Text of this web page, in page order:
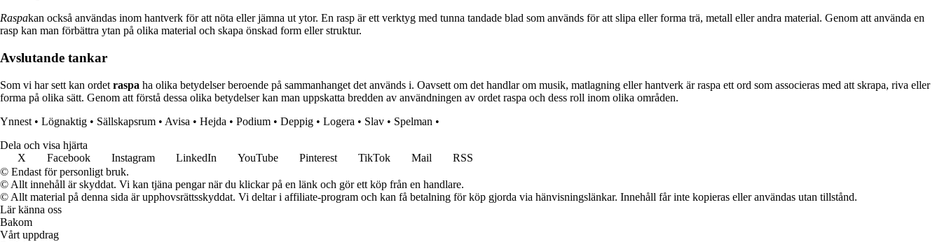
Raspakan också användas inom hantverk för att nöta eller jämna ut ytor. En rasp är ett verktyg med tunna tandade blad som används för att slipa eller forma trä, metall eller andra material. Genom att använda en
rasp kan man förbättra ytan på olika material och skapa önskad form eller struktur.
Avslutande tankar
Som vi har sett kan ordet raspa ha olika betydelser beroende på sammanhanget det används i. Oavsett om det handlar om musik, matlagning eller hantverk är raspa ett ord som associeras med att skrapa, riva eller
forma på olika sätt. Genom att förstå dessa olika betydelser kan man uppskatta bredden av användningen av ordet raspa och dess roll inom olika områden.
Ynnest • Lögnaktig • Sällskapsrum • Avisa • Hejda • Podium • Deppig • Logera • Slav • Spelman •
Dela och visa hjärta
X
Facebook Instagram LinkedIn YouTube Pinterest TikTok Mail
RSS
© Endast för personligt bruk.
© Allt innehåll är skyddat. Vi kan tjäna pengar när du klickar på en länk och gör ett köp från en handlare.
© Allt material på denna sida är upphovsrättsskyddat. Vi deltar i affiliate-program och kan få betalning för köp gjorda via hänvisningslänkar. Innehåll får inte kopieras eller användas utan tillstånd.
Lär känna oss
Bakom
Vårt uppdrag